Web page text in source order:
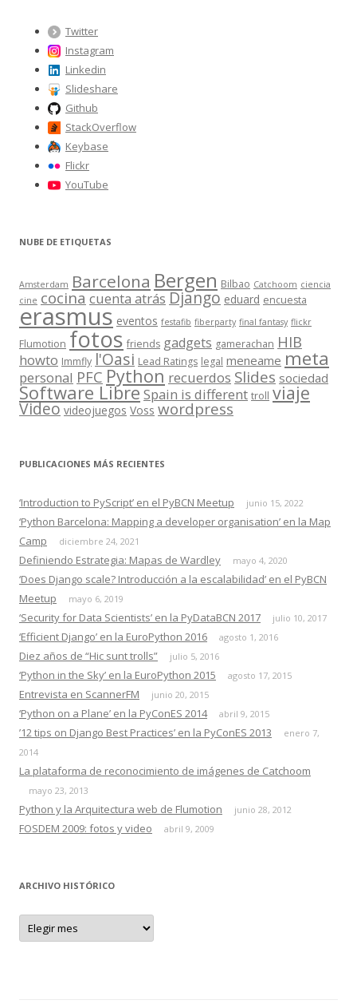
Twitter
Instagram
Linkedin
Slideshare
Github
StackOverflow
Keybase
Flickr
YouTube
NUBE DE ETIQUETAS
Amsterdam Barcelona Bergen Bilbao Catchoom ciencia
cine cocinacuenta atrás Django eduard encuesta
erasmus eventos festafib fiberparty final fantasy flickr
Flumotion fotos friends gadgets gamerachan HIB
howto Immfly l'Oasi Lead Ratings legal meneame meta
personal PFC Python recuerdos Slides sociedad
Software LibreSpain is different troll viaje
Video videojuegos Voss wordpress
PUBLICACIONES MÁS RECIENTES
‘Introduction to PyScript’ en el PyBCN Meetup junio 15, 2022
‘Python Barcelona: Mapping a developer organisation’ en la Map
Camp
diciembre 24, 2021
Definiendo Estrategia: Mapas de Wardley mayo 4, 2020
‘Does Django scale? Introducción a la escalabilidad’ en el PyBCN
Meetup
mayo 6, 2019
‘Security for Data Scientists’ en la PyDataBCN 2017 julio 10, 2017
‘Efficient Django’ en la EuroPython 2016 agosto 1, 2016
Diez años de “Hic sunt trolls” julio 5, 2016
‘Python in the Sky’ en la EuroPython 2015 agosto 17, 2015
Entrevista en ScannerFM junio 20, 2015
‘Python on a Plane’ en la PyConES 2014 abril 9, 2015
’12 tips on Django Best Practices’ en la PyConES 2013
enero 7,
2014
La plataforma de reconocimiento de imágenes de Catchoom
mayo 23, 2013
Python y la Arquitectura web de Flumotion junio 28, 2012
FOSDEM 2009: fotos y video abril 9, 2009
ARCHIVO HISTÓRICO
A
c